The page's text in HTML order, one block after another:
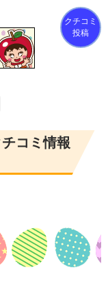
クチコミ
投稿
コミ情報